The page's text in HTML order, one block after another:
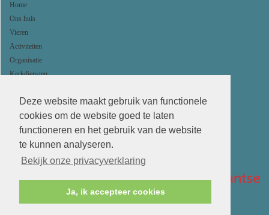
Deze website maakt gebruik van functionele
cookies om de website goed te laten
functioneren en het gebruik van de website
te kunnen analyseren.
Bekijk onze privacyverklaring
Ja, ik accepteer cookies
Home
Ons huis
Vieren
Activiteiten
Organisatie
Kerkdiensten
ANBI